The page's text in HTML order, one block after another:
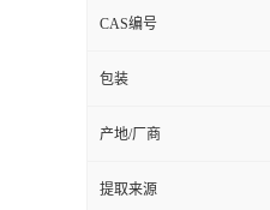
CAS编号
包装
产地/厂商
提取来源